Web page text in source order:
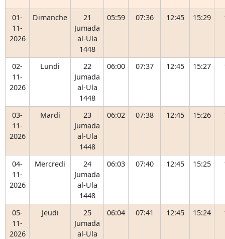
01-
11-
2026
Dimanche
21
Jumada
al-Ula
1448
05:59 07:36 12:45 15:29
02-
11-
2026
Lundi
22
Jumada
al-Ula
1448
06:00 07:37 12:45 15:27
03-
11-
2026
Mardi
23
Jumada
al-Ula
1448
06:02 07:38 12:45 15:26
04-
11-
2026
Mercredi
24
Jumada
al-Ula
1448
06:03 07:40 12:45 15:25
05-
11-
2026
Jeudi
25
Jumada
al-Ula
06:04 07:41 12:45 15:24